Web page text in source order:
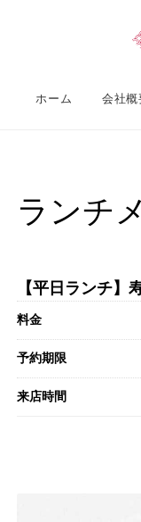
ホーム 会社概
ランチ
【平日ランチ】
料金
予約期限
来店時間